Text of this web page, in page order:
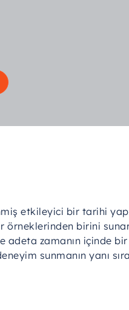
etkileyici bir tarihi
örneklerinden birini
zamanın içinde
sunmanın yanı